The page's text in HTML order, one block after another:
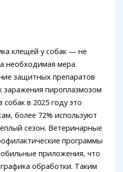
клещей у собак — не
необходимая мера.
защитных препаратов
заражения пироплазмозом
в 2025 году это
более 72% используют
сезон. Ветеринарные
программы
приложения, что
обработки. Таким